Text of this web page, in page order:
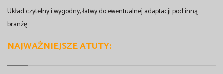
Układ czytelny i wygodny, łatwy do ewentualnej adaptacji pod inną
branżę.
NAJWAŻNIEJSZE ATUTY: